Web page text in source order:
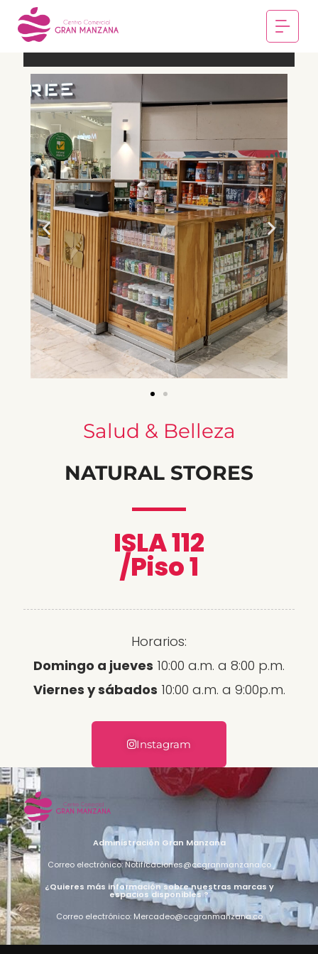
Salud & Belleza
NATURAL STORES
ISLA 112
/Piso 1
Horarios:
Domingo a jueves 10:00 a.m. a 8:00 p.m.
Viernes y sábados 10:00 a.m. a 9:00p.m.
Instagram
Administración Gran Manzana
Correo electrónico: Notificaciones@ccgranmanzana.co
¿Quieres más información sobre nuestras marcas y
espacios disponibles ?
Correo electrónico: Mercadeo@ccgranmanzana.co